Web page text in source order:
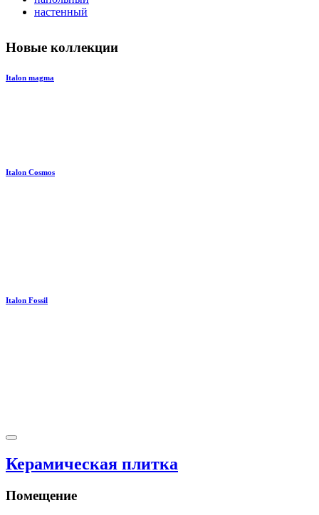
настенный
Новые коллекции
Italon magma
Italon Cosmos
Italon Fossil
Керамическая плитка
Помещение